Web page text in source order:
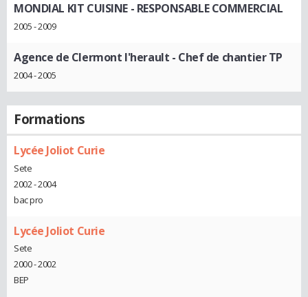
MONDIAL KIT CUISINE - RESPONSABLE COMMERCIAL
2005 - 2009
Agence de Clermont l'herault - Chef de chantier TP
2004 - 2005
Formations
Lycée Joliot Curie
Sete
2002 - 2004
bac pro
Lycée Joliot Curie
Sete
2000 - 2002
BEP